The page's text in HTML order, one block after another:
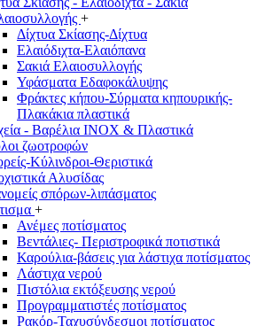
+
Δίχτυα Σκίασης-Δίχτυα
Ελαιόδιχτα-Ελαιόπανα
Σακιά Ελαιοσυλλογής
Υφάσματα Εδαφοκάλυψης
Φράκτες κήπου-Σύρματα κηπουρικής-
Πλακάκια πλαστικά
- Βαρέλια INOX & Πλαστικά
ζωοτροφών
Κύλινδροι-Θεριστικά
Αλυσίδας
σπόρων-λιπάσματος
+
Ανέμες ποτίσματος
Βεντάλιες- Περιστροφικά ποτιστικά
Καρούλια-βάσεις για λάστιχα ποτίσματος
Λάστιχα νερού
Πιστόλια εκτόξευσης νερού
Προγραμματιστές ποτίσματος
Ρακόρ-Ταχυσύνδεσμοι ποτίσματος